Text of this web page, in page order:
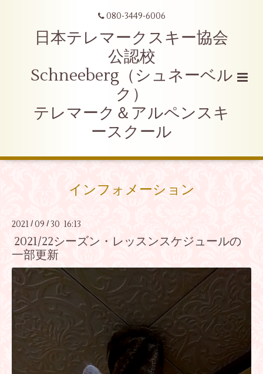
080-3449-6006
日本テレマークスキー協会
公認校
Schneeberg（シュネーベル
ク）
テレマーク＆アルペンスキ
ースクール
インフォメーション
2021 /09 / 30 16:13
2021/22シーズン・レッスンスケジュールの
一部更新